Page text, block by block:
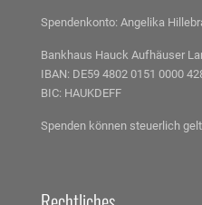
Spendenkonto: Angelika
Bankhaus Hauck Aufhäuser
IBAN: DE59 4802 0151 0000
BIC: HAUKDEFF
Spenden können steuerlich